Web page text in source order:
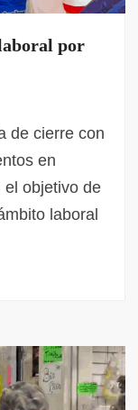
por
de cierre con
en
el objetivo de
laboral